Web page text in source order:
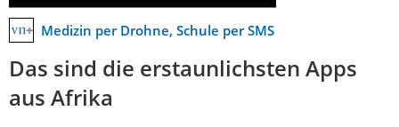
Medizin per Drohne, Schule per SMS
Das sind die erstaunlichsten Apps
aus Afrika